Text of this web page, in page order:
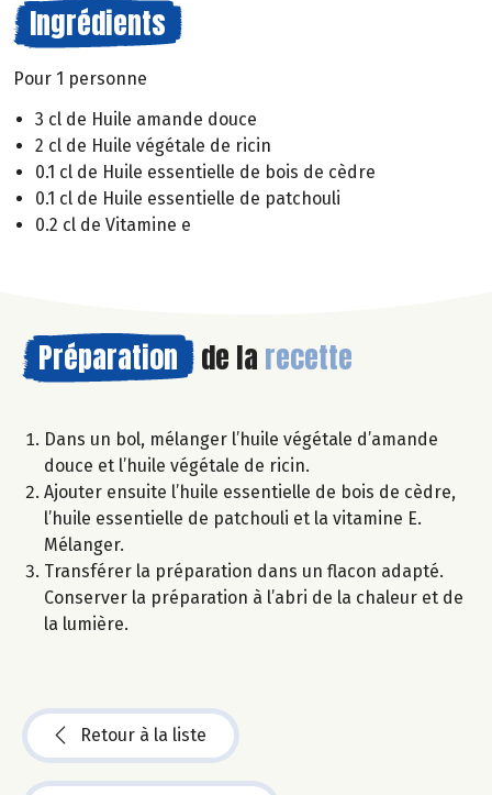
Ingrédients
Pour 1 personne
3 cl de Huile amande douce
2 cl de Huile végétale de ricin
0.1 cl de Huile essentielle de bois de cèdre
0.1 cl de Huile essentielle de patchouli
0.2 cl de Vitamine e
Préparation de la recette
Dans un bol, mélanger l’huile végétale d’amande
douce et l’huile végétale de ricin.
Ajouter ensuite l’huile essentielle de bois de cèdre,
l’huile essentielle de patchouli et la vitamine E.
Mélanger.
Transférer la préparation dans un flacon adapté.
Conserver la préparation à l’abri de la chaleur et de
la lumière.
Retour à la liste